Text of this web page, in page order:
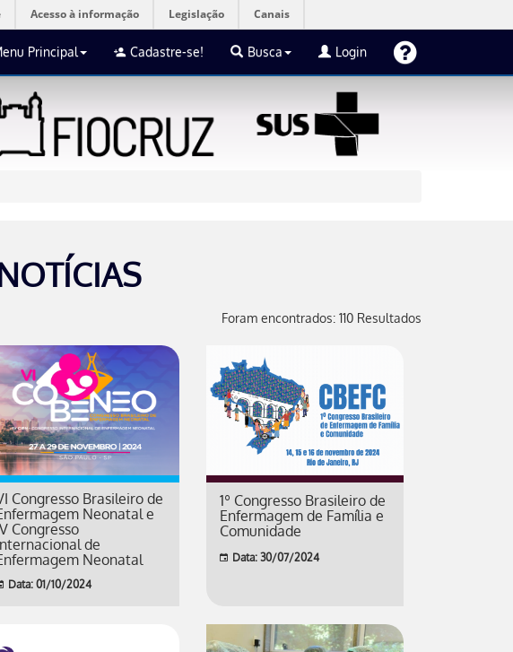
Acesso à informação Legislação Canais
Principal Cadastre-se! Busca Login
Foram encontrados: 110 Resultados
Congresso Brasileiro de
Neonatal e
Congresso
de
Neonatal
Data: 01/10/2024
1º Congresso Brasileiro de
Enfermagem de Família e
Comunidade
Data: 30/07/2024